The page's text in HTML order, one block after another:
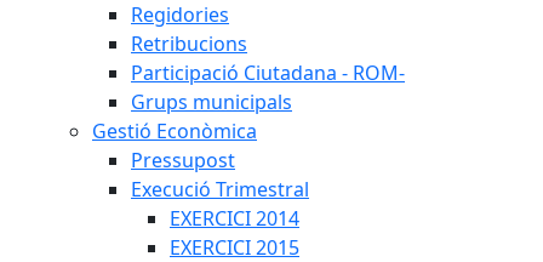
Regidories
Retribucions
Participació Ciutadana - ROM-
Grups municipals
Gestió Econòmica
Pressupost
Execució Trimestral
EXERCICI 2014
EXERCICI 2015